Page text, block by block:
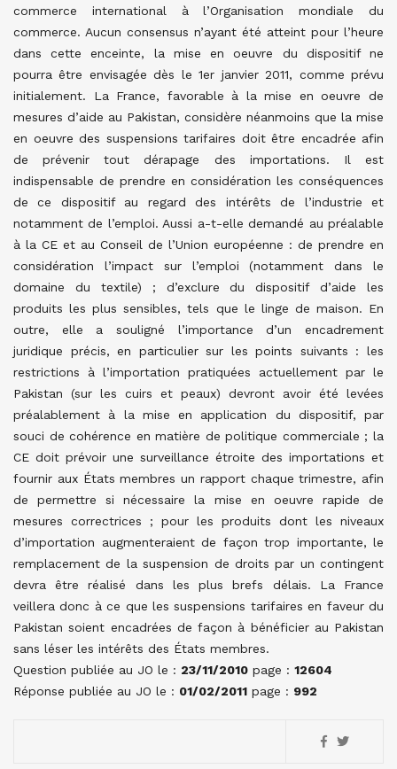
commerce international à l’Organisation mondiale du
commerce. Aucun consensus n’ayant été atteint pour l’heure
dans cette enceinte, la mise en oeuvre du dispositif ne
pourra être envisagée dès le 1er janvier 2011, comme prévu
initialement. La France, favorable à la mise en oeuvre de
mesures d’aide au Pakistan, considère néanmoins que la mise
en oeuvre des suspensions tarifaires doit être encadrée afin
de prévenir tout dérapage des importations. Il est
indispensable de prendre en considération les conséquences
de ce dispositif au regard des intérêts de l’industrie et
notamment de l’emploi. Aussi a-t-elle demandé au préalable
à la CE et au Conseil de l’Union européenne : de prendre en
considération l’impact sur l’emploi (notamment dans le
domaine du textile) ; d’exclure du dispositif d’aide les
produits les plus sensibles, tels que le linge de maison. En
outre, elle a souligné l’importance d’un encadrement
juridique précis, en particulier sur les points suivants : les
restrictions à l’importation pratiquées actuellement par le
Pakistan (sur les cuirs et peaux) devront avoir été levées
préalablement à la mise en application du dispositif, par
souci de cohérence en matière de politique commerciale ; la
CE doit prévoir une surveillance étroite des importations et
fournir aux États membres un rapport chaque trimestre, afin
de permettre si nécessaire la mise en oeuvre rapide de
mesures correctrices ; pour les produits dont les niveaux
d’importation augmenteraient de façon trop importante, le
remplacement de la suspension de droits par un contingent
devra être réalisé dans les plus brefs délais. La France
veillera donc à ce que les suspensions tarifaires en faveur du
Pakistan soient encadrées de façon à bénéficier au Pakistan
sans léser les intérêts des États membres.
Question publiée au JO le : 23/11/2010 page : 12604
Réponse publiée au JO le : 01/02/2011 page : 992